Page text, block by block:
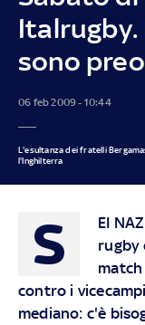
Italrugby.
sono
06 feb 2009 - 10:44
L'esultanza dei fratelli
l'Inghilterra
S
EI
rugby
contro i
mediano: c'è